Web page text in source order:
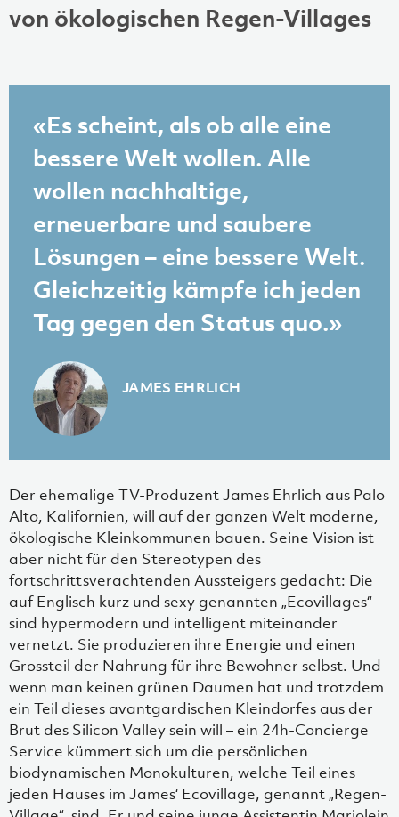
von ökologischen Regen-Villages
«Es scheint, als ob alle eine
bessere Welt wollen. Alle
wollen nachhaltige,
erneuerbare und saubere
Lösungen – eine bessere Welt.
Gleichzeitig kämpfe ich jeden
Tag gegen den Status quo.»
JAMES EHRLICH
Der ehemalige TV-Produzent James Ehrlich aus Palo
Alto, Kalifornien, will auf der ganzen Welt moderne,
ökologische Kleinkommunen bauen. Seine Vision ist
aber nicht für den Stereotypen des
fortschrittsverachtenden Aussteigers gedacht: Die
auf Englisch kurz und sexy genannten „Ecovillages“
sind hypermodern und intelligent miteinander
vernetzt. Sie produzieren ihre Energie und einen
Grossteil der Nahrung für ihre Bewohner selbst. Und
wenn man keinen grünen Daumen hat und trotzdem
ein Teil dieses avantgardischen Kleindorfes aus der
Brut des Silicon Valley sein will – ein 24h-Concierge
Service kümmert sich um die persönlichen
biodynamischen Monokulturen, welche Teil eines
jeden Hauses im James‘ Ecovillage, genannt „Regen-